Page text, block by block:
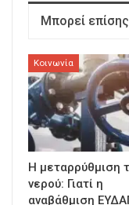
Μπορεί
Κοινωνία
Η μεταρρύθμιση
νερού: Γιατί η
αναβάθμιση